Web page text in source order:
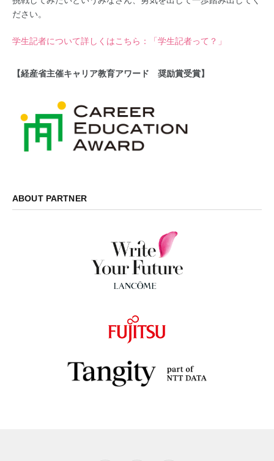
ださい。
学生記者について詳しくはこちら：「学生記者って？」
【経産省主催キャリア教育アワード 奨励賞受賞】
ABOUT PARTNER